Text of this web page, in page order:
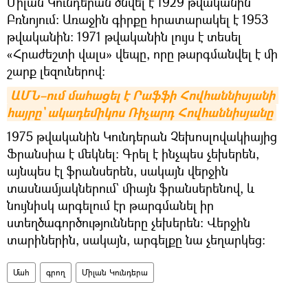
Բռնոյում։ Առաջին գիրքը հրատարակել է 1953
թվականին։ 1971 թվականին լույս է տեսել
«Հրաժեշտի վալս» վեպը, որը թարգմանվել է մի
շարք լեզուներով։
ԱՄՆ–ում մահացել է Րաֆֆի Հովհաննիսյանի
հայրը` ակադեմիկոս Ռիչարդ Հովհաննիսյանը
1975 թվականին Կունդերան Չեխոսլովակիայից
Ֆրանսիա է մեկնել։ Գրել է ինչպես չեխերեն,
այնպես էլ ֆրանսերեն, սակայն վերջին
տասնամյակներում` միայն ֆրանսերենով, և
նույնիսկ արգելում էր թարգմանել իր
ստեղծագործությունները չեխերեն։ Վերջին
տարիներին, սակայն, արգելքը նա չեղարկեց։
Մահ գրող Միլան Կունդերա